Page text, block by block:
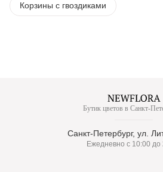
Корзины с гвоздиками
Бутик цветов в Санкт-
Санкт-Петербург, ул.
Ежедневно с 10:00 до